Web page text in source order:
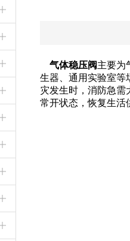
气体稳压阀主要为
生器、通用实验室等
灾发生时，消防急需
常开状态，恢复生活